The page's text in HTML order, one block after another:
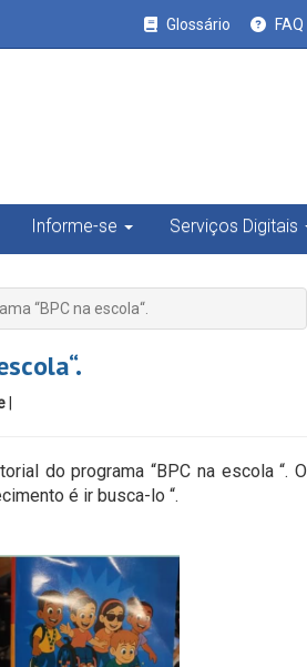
Glossário FAQ
Informe-se Serviços Digitais
“BPC na escola“.
do programa “BPC na escola “. O
é ir busca-lo “.